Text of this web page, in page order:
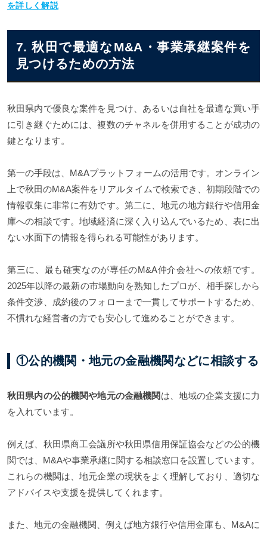
を詳しく解説
7. 秋田で最適なM&A・事業承継案件を
見つけるための方法
秋田県内で優良な案件を見つけ、あるいは自社を最適な買い手
に引き継ぐためには、複数のチャネルを併用することが成功の
鍵となります。
第一の手段は、M&Aプラットフォームの活用です。オンライン
上で秋田のM&A案件をリアルタイムで検索でき、初期段階での
情報収集に非常に有効です。第二に、地元の地方銀行や信用金
庫への相談です。地域経済に深く入り込んでいるため、表に出
ない水面下の情報を得られる可能性があります。
第三に、最も確実なのが専任のM&A仲介会社への依頼です。
2025年以降の最新の市場動向を熟知したプロが、相手探しから
条件交渉、成約後のフォローまで一貫してサポートするため、
不慣れな経営者の方でも安心して進めることができます。
①公的機関・地元の金融機関などに相談する
秋田県内の公的機関や地元の金融機関 は、地域の企業支援に力
を入れています。
例えば、秋田県商工会議所や秋田県信用保証協会などの公的機
関では、M&Aや事業承継に関する相談窓口を設置しています。
これらの機関は、地元企業の現状をよく理解しており、適切な
アドバイスや支援を提供してくれます。
また、地元の金融機関、例えば地方銀行や信用金庫も、M&Aに